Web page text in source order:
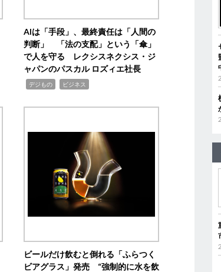
AIは「手段」、最終責任は「人間の
判断」 「法の支配」という「傘」
で人を守る レクシスネクシス・ジ
ャパンのパスカル ロズィエ社長
デジもの ビジネス
ビールだけ飲むと倒れる「ふらつく
ビアグラス」発売 “強制的に水を飲